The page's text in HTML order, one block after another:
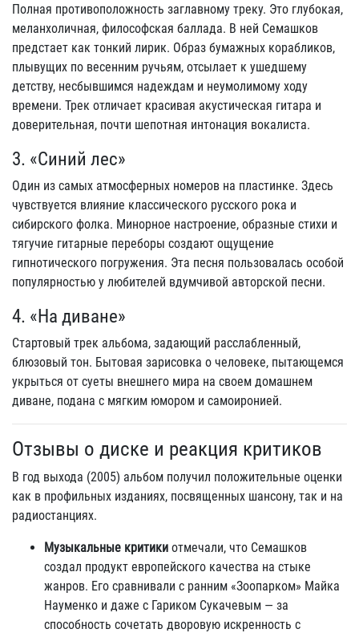
Полная противоположность заглавному треку. Это глубокая,
меланхоличная, философская баллада. В ней Семашков
предстает как тонкий лирик. Образ бумажных корабликов,
плывущих по весенним ручьям, отсылает к ушедшему
детству, несбывшимся надеждам и неумолимому ходу
времени. Трек отличает красивая акустическая гитара и
доверительная, почти шепотная интонация вокалиста.
3. «Синий лес»
Один из самых атмосферных номеров на пластинке. Здесь
чувствуется влияние классического русского рока и
сибирского фолка. Минорное настроение, образные стихи и
тягучие гитарные переборы создают ощущение
гипнотического погружения. Эта песня пользовалась особой
популярностью у любителей вдумчивой авторской песни.
4. «На диване»
Стартовый трек альбома, задающий расслабленный,
блюзовый тон. Бытовая зарисовка о человеке, пытающемся
укрыться от суеты внешнего мира на своем домашнем
диване, подана с мягким юмором и самоиронией.
Отзывы о диске и реакция критиков
В год выхода (2005) альбом получил положительные оценки
как в профильных изданиях, посвященных шансону, так и на
радиостанциях.
Музыкальные критики отмечали, что Семашков
создал продукт европейского качества на стыке
жанров. Его сравнивали с ранним «Зоопарком» Майка
Науменко и даже с Гариком Сукачевым — за
способность сочетать дворовую искренность с